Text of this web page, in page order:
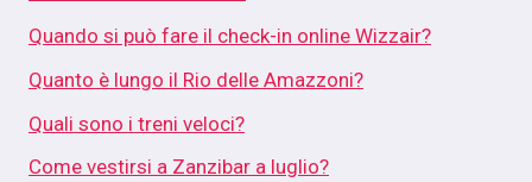
Quando si può fare il check-in online Wizzair?
Quanto è lungo il Rio delle Amazzoni?
Quali sono i treni veloci?
Come vestirsi a Zanzibar a luglio?